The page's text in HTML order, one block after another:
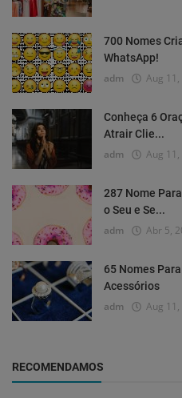
700 Nomes
WhatsApp!
adm Aug 11,
Conheça 6
Atrair Clie...
adm Aug 11,
287 Nome
o Seu e Se...
adm Abr 5,
65 Nomes
Acessórios
adm Aug 11,
RECOMENDAMOS